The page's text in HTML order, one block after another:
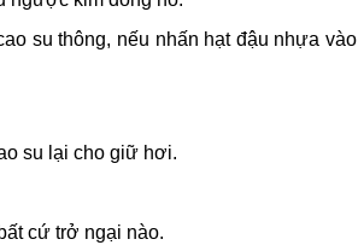
su thông, nếu nhấn hạt đậu nhựa
su lại cho giữ hơi.
cứ trở ngại nào.